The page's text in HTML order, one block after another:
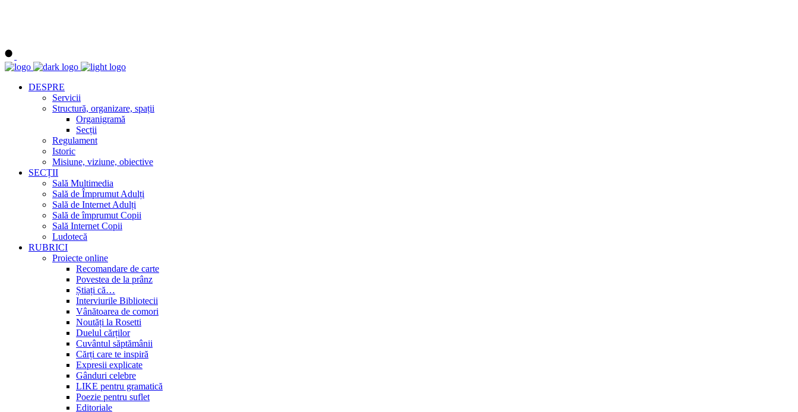
DESPRE
Servicii
Structură, organizare, spații
Organigramă
Secții
Regulament
Istoric
Misiune, viziune, obiective
SECȚII
Sală Multimedia
Sală de Împrumut Adulți
Sală de Internet Adulți
Sală de împrumut Copii
Sală Internet Copii
Ludotecă
RUBRICI
Proiecte online
Recomandare de carte
Povestea de la prânz
Știați că…
Interviurile Bibliotecii
Vânătoarea de comori
Noutăți la Rosetti
Duelul cărților
Cuvântul săptămânii
Cărți care te inspiră
Expresii explicate
Gânduri celebre
LIKE pentru gramatică
Poezie pentru suflet
Editoriale